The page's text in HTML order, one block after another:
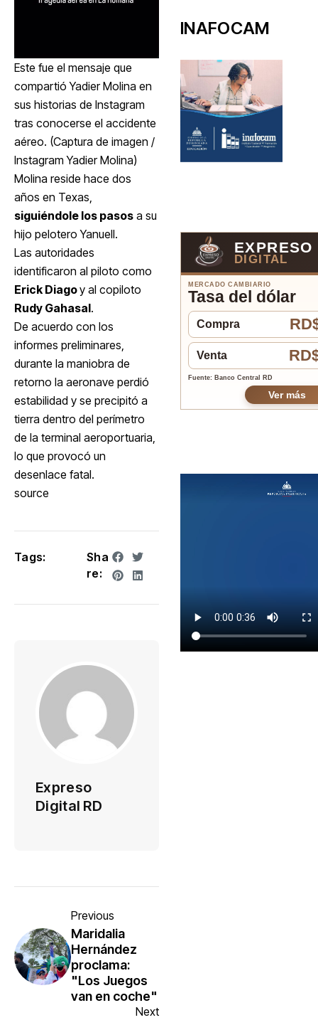
Este fue el mensaje que
compartió Yadier Molina en
sus historias de Instagram
tras conocerse el accidente
aéreo. (Captura de imagen /
Instagram Yadier Molina)
Molina reside hace dos
años en Texas,
siguiéndole los pasos a su
hijo pelotero Yanuell.
Las autoridades
identificaron al piloto como
Erick Diagoy al copiloto
Rudy Gahasal.
De acuerdo con los
informes preliminares,
durante la maniobra de
retorno la aeronave perdió
estabilidad y se precipitó a
tierra dentro del perímetro
de la terminal aeroportuaria,
lo que provocó un
desenlace fatal.
source
Tags:
Sha
re:
Expreso
Digital RD
Previous
Maridalia
Hernández
proclama:
"Los Juegos
van en coche"
Next
INAFOCAM
EXPRESO
DIGITAL
MERCADO CAMBIARIO
Tasa del dólar
Compra
Venta
Fuente: Banco Central RD
Ver más